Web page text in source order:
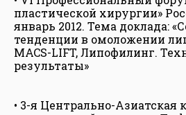
пластической хирургии»
январь 2012. Тема доклада:
тенденции в омоложении
MACS-LIFT, Липофилинг.
результаты»
• 3-я Центрально-Азиатская